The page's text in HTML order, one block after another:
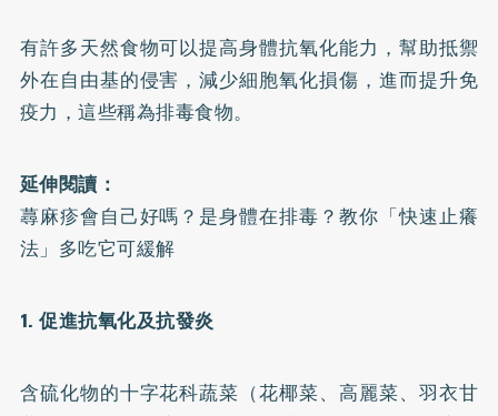
有許多天然食物可以提高身體抗氧化能力，幫助抵禦
外在自由基的侵害，減少細胞氧化損傷，進而提升免
疫力，這些稱為排毒食物。
延伸閱讀：
蕁麻疹會自己好嗎？是身體在排毒？教你「快速止癢
法」多吃它可緩解
1. 促進抗氧化及抗發炎
含硫化物的十字花科蔬菜（花椰菜、高麗菜、羽衣甘